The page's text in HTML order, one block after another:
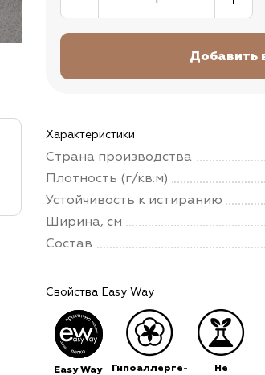
Характеристики
Страна производства
Плотность (г/кв.м)
Устойчивость к истиранию
Ширина, см
Состав
Свойства Easy Way
Easy Way
Гипоаллерге-
Не